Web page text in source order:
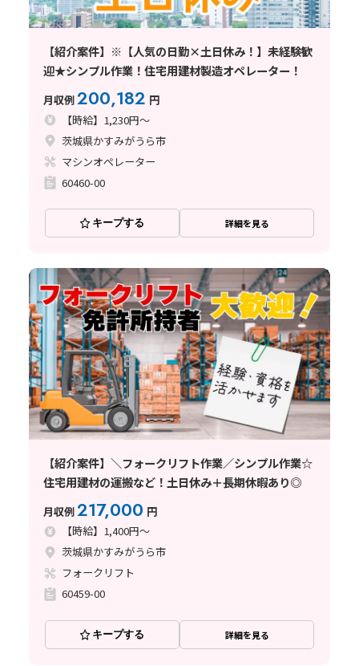
【紹介案件】※【人気の日勤×土日休み！】未経験歓
迎★シンプル作業！住宅用建材製造オペレーター！
月収例200,182 円
【時給】1,230円～
茨城県かすみがうら市
マシンオペレーター
60460-00
キープする 詳細を見る
【紹介案件】＼フォークリフト作業／シンプル作業☆
住宅用建材の運搬など！土日休み＋長期休暇あり◎
月収例217,000 円
【時給】1,400円～
茨城県かすみがうら市
フォークリフト
60459-00
キープする 詳細を見る